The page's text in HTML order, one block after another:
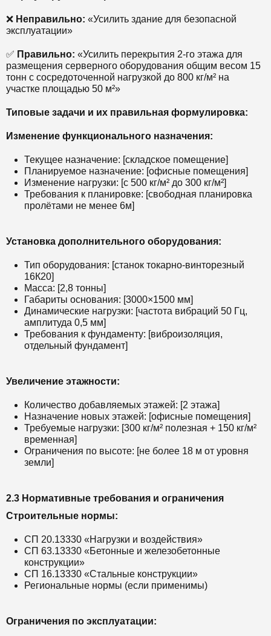
❌ Неправильно: «Усилить здание для безопасной
эксплуатации»
✅ Правильно: «Усилить перекрытия 2-го этажа для
размещения серверного оборудования общим весом 15
тонн с сосредоточенной нагрузкой до 800 кг/м² на
участке площадью 50 м²»
Типовые задачи и их правильная формулировка:
Изменение функционального назначения:
Текущее назначение: [складское помещение]
Планируемое назначение: [офисные помещения]
Изменение нагрузки: [с 500 кг/м² до 300 кг/м²]
Требования к планировке: [свободная планировка
пролётами не менее 6м]
Установка дополнительного оборудования:
Тип оборудования: [станок токарно-винторезный
16К20]
Масса: [2,8 тонны]
Габариты основания: [3000×1500 мм]
Динамические нагрузки: [частота вибраций 50 Гц,
амплитуда 0,5 мм]
Требования к фундаменту: [виброизоляция,
отдельный фундамент]
Увеличение этажности:
Количество добавляемых этажей: [2 этажа]
Назначение новых этажей: [офисные помещения]
Требуемые нагрузки: [300 кг/м² полезная + 150 кг/м²
временная]
Ограничения по высоте: [не более 18 м от уровня
земли]
2.3 Нормативные требования и ограничения
Строительные нормы:
СП 20.13330 «Нагрузки и воздействия»
СП 63.13330 «Бетонные и железобетонные
конструкции»
СП 16.13330 «Стальные конструкции»
Региональные нормы (если применимы)
Ограничения по эксплуатации: